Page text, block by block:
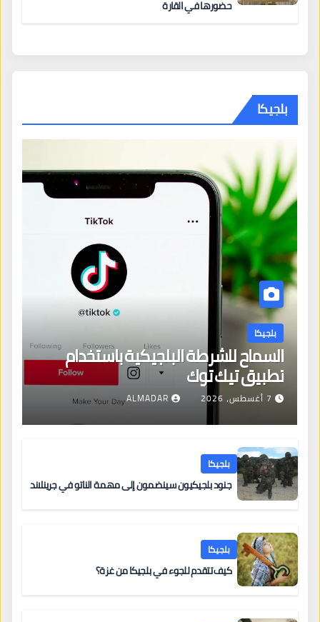
حضورها في القارة
بلجيكا
بلجيكا
السماح للشرطة البلجيكية باستخدام
تطبيق تيك توك
7 أغسطس، 2026 ALMADAR
بلجيكا
جنود بلجيكيون سينضمون إلى مهمة الناتو في جرينلاند
بلجيكا
كيف تتقدم للجوء في بلجيكا من غزة؟